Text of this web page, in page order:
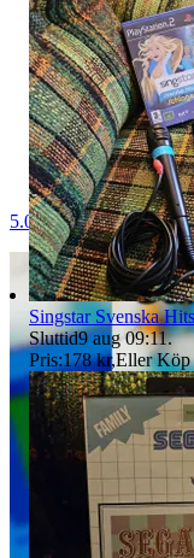
5.0
Singstar Svenska
Sluttid9 aug 09:11.
Pris:178 kr,Eller Köp